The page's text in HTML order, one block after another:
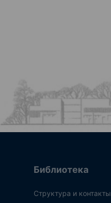
Библиотека
Структура и контакты